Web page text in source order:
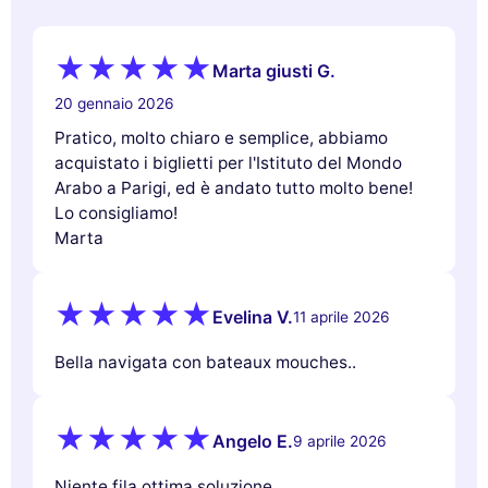
Marta giusti G.
20 gennaio 2026
Pratico, molto chiaro e semplice, abbiamo
acquistato i biglietti per l'Istituto del Mondo
Arabo a Parigi, ed è andato tutto molto bene!
Lo consigliamo!
Marta
Evelina V.11 aprile 2026
Bella navigata con bateaux mouches..
Angelo E.9 aprile 2026